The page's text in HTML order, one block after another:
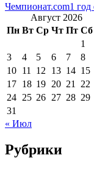
Чемпионат.com1 год
Август 2026
Пн Вт Ср Чт Пт Сб
1
3
4 5 6 7 8
10 11 12 13 14 15
17 18 19 20 21 22
24 25 26 27 28 29
31
« Июл
Рубрики